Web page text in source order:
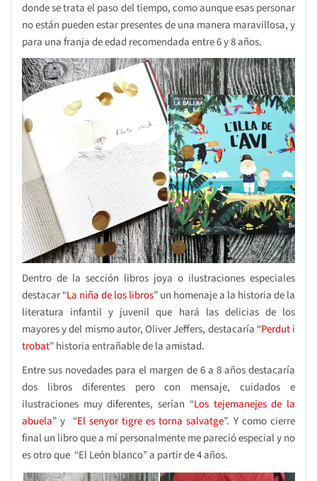
donde se trata el paso del tiempo, como aunque esas personar
no están pueden estar presentes de una manera maravillosa, y
para una franja de edad recomendada entre 6 y 8 años.
Dentro de la sección libros joya o ilustraciones especiales
destacar “La niña de los libros” un homenaje a la historia de la
literatura infantil y juvenil que hará las delicias de los
mayores y del mismo autor, Oliver Jeffers, destacaría “Perdut i
trobat” historia entrañable de la amistad.
Entre sus novedades para el margen de 6 a 8 años destacaría
dos libros diferentes pero con mensaje, cuidados e
ilustraciones muy diferentes, serían “Los tejemanejes de la
abuela” y “El senyor tigre es torna salvatge”. Y como cierre
final un libro que a mí personalmente me pareció especial y no
es otro que “El León blanco” a partir de 4 años.